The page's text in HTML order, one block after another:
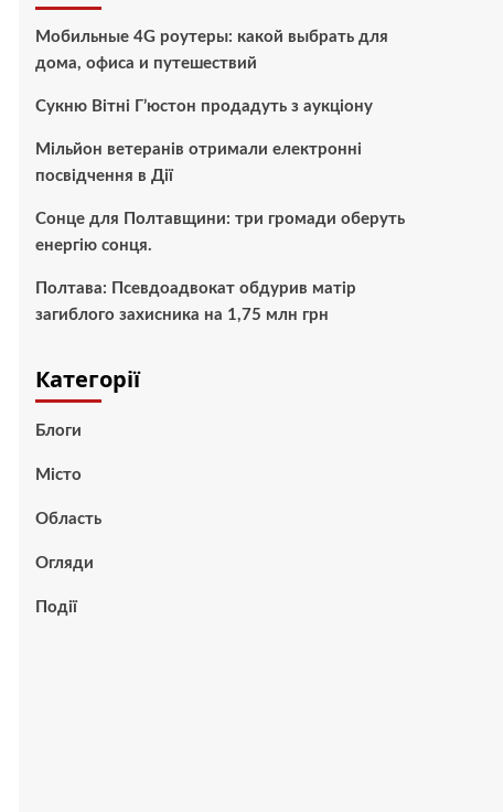
Мобильные 4G роутеры: какой выбрать для
дома, офиса и путешествий
Сукню Вітні Г’юстон продадуть з аукціону
Мільйон ветеранів отримали електронні
посвідчення в Дії
Сонце для Полтавщини: три громади оберуть
енергію сонця.
Полтава: Псевдоадвокат обдурив матір
загиблого захисника на 1,75 млн грн
Категорії
Блоги
Місто
Область
Огляди
Події